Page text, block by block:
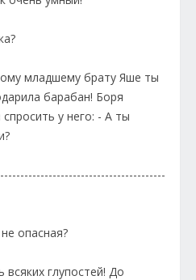
младшему брату Яше ты
барабан! Боря
у него: - А ты
опасная?
глупостей! До